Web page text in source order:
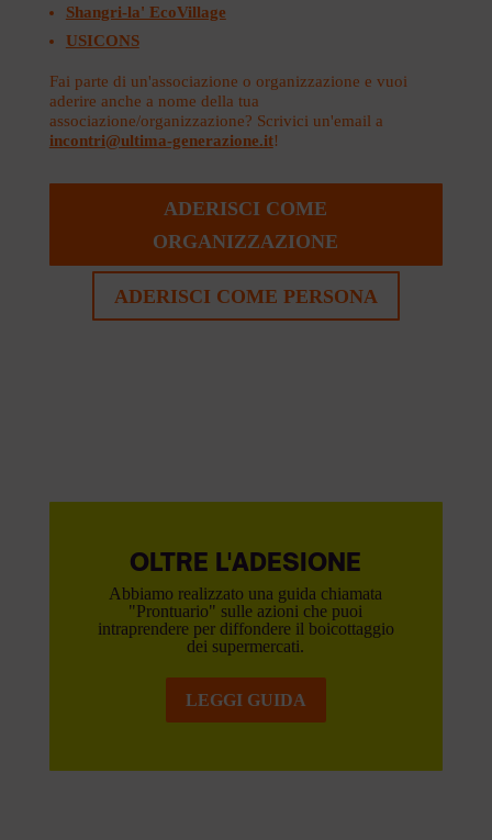
Shangri-la' EcoVillage
USICONS
Fai parte di un'associazione o organizzazione e vuoi
aderire anche a nome della tua
associazione/organizzazione? Scrivici un'email a
incontri@ultima-generazione.it!
ADERISCI COME
ORGANIZZAZIONE
ADERISCI COME PERSONA
OLTRE L'ADESIONE
Abbiamo realizzato una guida chiamata
"Prontuario" sulle azioni che puoi
intraprendere per diffondere il boicottaggio
dei supermercati.
LEGGI GUIDA